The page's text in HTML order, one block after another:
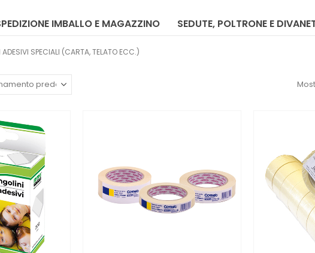
IMBALLO E MAGAZZINO SEDUTE, POLTRONE E
ADESIVI SPECIALI (CARTA, TELATO ECC.)